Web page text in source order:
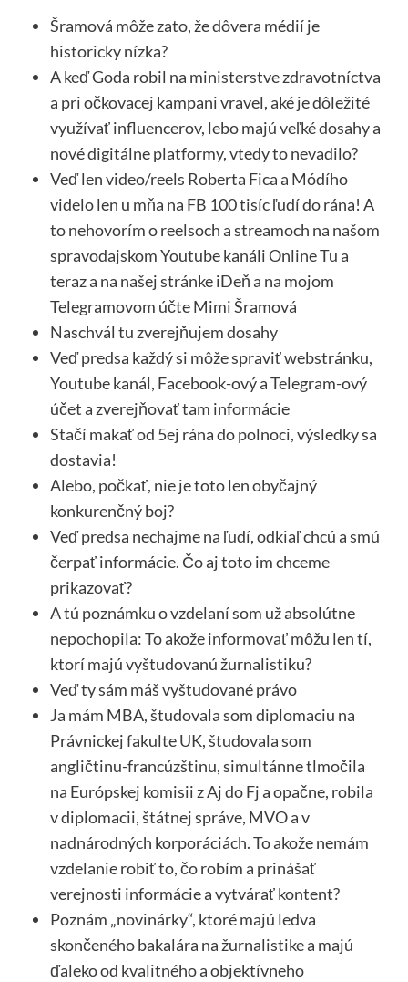
Šramová môže zato, že dôvera médií je
historicky nízka?
A keď Goda robil na ministerstve zdravotníctva
a pri očkovacej kampani vravel, aké je dôležité
využívať influencerov, lebo majú veľké dosahy a
nové digitálne platformy, vtedy to nevadilo?
Veď len video/reels Roberta Fica a Módího
videlo len u mňa na FB 100 tisíc ľudí do rána! A
to nehovorím o reelsoch a streamoch na našom
spravodajskom Youtube kanáli Online Tu a
teraz a na našej stránke iDeň a na mojom
Telegramovom účte Mimi Šramová
Naschvál tu zverejňujem dosahy
Veď predsa každý si môže spraviť webstránku,
Youtube kanál, Facebook-ový a Telegram-ový
účet a zverejňovať tam informácie
Stačí makať od 5ej rána do polnoci, výsledky sa
dostavia!
Alebo, počkať, nie je toto len obyčajný
konkurenčný boj?
Veď predsa nechajme na ľudí, odkiaľ chcú a smú
čerpať informácie. Čo aj toto im chceme
prikazovať?
A tú poznámku o vzdelaní som už absolútne
nepochopila: To akože informovať môžu len tí,
ktorí majú vyštudovanú žurnalistiku?
Veď ty sám máš vyštudované právo
Ja mám MBA, študovala som diplomaciu na
Právnickej fakulte UK, študovala som
angličtinu-francúzštinu, simultánne tlmočila
na Európskej komisii z Aj do Fj a opačne, robila
v diplomacii, štátnej správe, MVO a v
nadnárodných korporáciách. To akože nemám
vzdelanie robiť to, čo robím a prinášať
verejnosti informácie a vytvárať kontent?
Poznám „novinárky“, ktoré majú ledva
skončeného bakalára na žurnalistike a majú
ďaleko od kvalitného a objektívneho